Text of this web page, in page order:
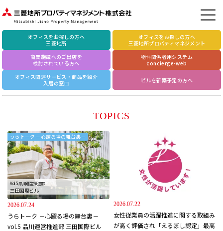
オフィスをお探しの方へ
三菱地所
オフィスをお探しの方へ
三菱地所プロパティマネジメント
商業施設へのご出店を
検討されている方へ
物件関係者用システム
concierge-web
オフィス関連サービス・商品を紹介
入居の窓口
ビルを新築予定の方へ
TOPICS
うらトーク －心躍る場の舞台裏－
Vol.5 品川運営推進部
三田国際ビル
2026.07.24
うらトーク －心躍る場の舞台裏－
vol.5 品川運営推進部 三田国際ビル
2026.07.22
女性従業員の活躍推進に関する取組み
が高く評価され「えるぼし認定」最高